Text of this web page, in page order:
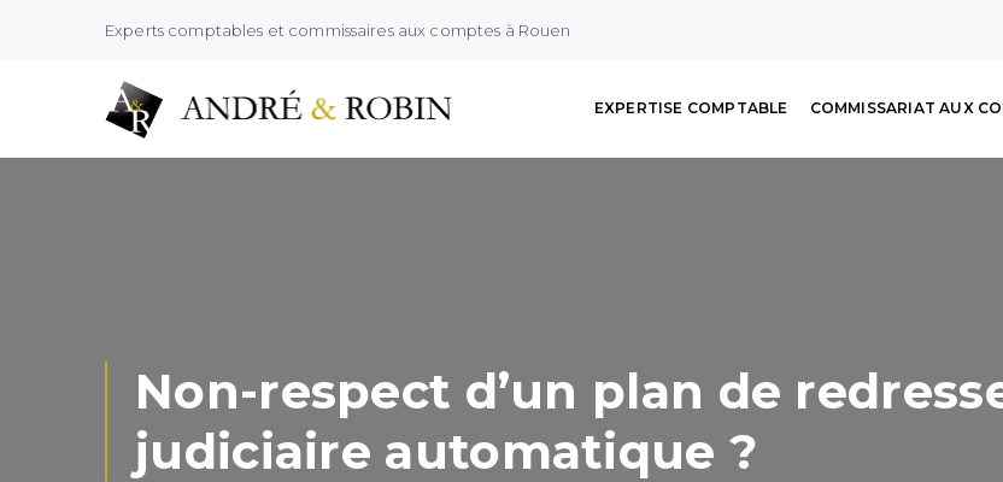
Experts comptables et commissaires aux comptes à Rouen
EXPERTISE COMPTABLE COMMISSARIAT AUX
Non-respect d’un plan de
judiciaire automatique ?